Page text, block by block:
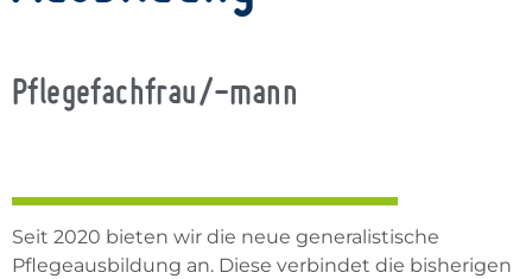
Pflegefachfrau/-mann
Seit 2020 bieten wir die neue generalistische
Pflegeausbildung an. Diese verbindet die bisherigen